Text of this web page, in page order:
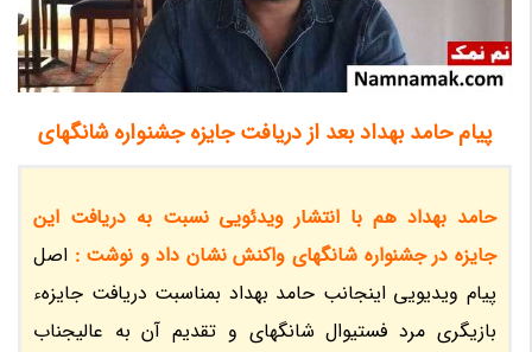
پیام حامد بهداد بعد از دریافت جایزه جشنواره شانگهای
حامد بهداد هم با انتشار ویدئویی نسبت به دریافت این
جایزه در جشنواره شانگهای واکنش نشان داد و نوشت : اصل
پیام ویدیویی اینجانب حامد بهداد بمناسبت دریافت جایزهء
بازیگری مرد فستیوال شانگهای و تقدیم آن به عالیجناب